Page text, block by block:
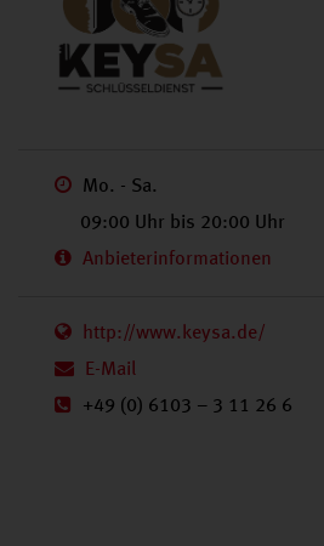
Mo. - Sa.
09:00 Uhr bis 20:00 Uhr
Anbieterinformationen
http://www.keysa.de/
E-Mail
+49 (0) 6103 – 3 11 26 6